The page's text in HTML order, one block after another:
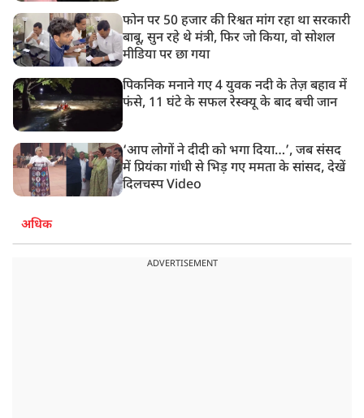
फोन पर 50 हजार की रिश्वत मांग रहा था सरकारी
बाबू, सुन रहे थे मंत्री, फिर जो किया, वो सोशल
मीडिया पर छा गया
पिकनिक मनाने गए 4 युवक नदी के तेज़ बहाव में
फंसे, 11 घंटे के सफल रेस्क्यू के बाद बची जान
‘आप लोगों ने दीदी को भगा दिया…’, जब संसद
में प्रियंका गांधी से भिड़ गए ममता के सांसद, देखें
दिलचस्प Video
अधिक
ADVERTISEMENT